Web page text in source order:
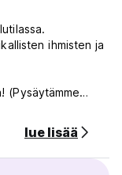
ihmisten ja
(Pysäytämme
vuonna 1920
lue lisää